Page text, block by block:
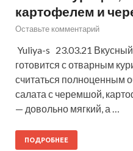
картофелем и
Оставьте комментарий
Yuliya-s 23.03.21
готовится с отварным
считаться полноценным
салата с черемшой,
— довольно мягкий, а …
ПОДРОБНЕЕ